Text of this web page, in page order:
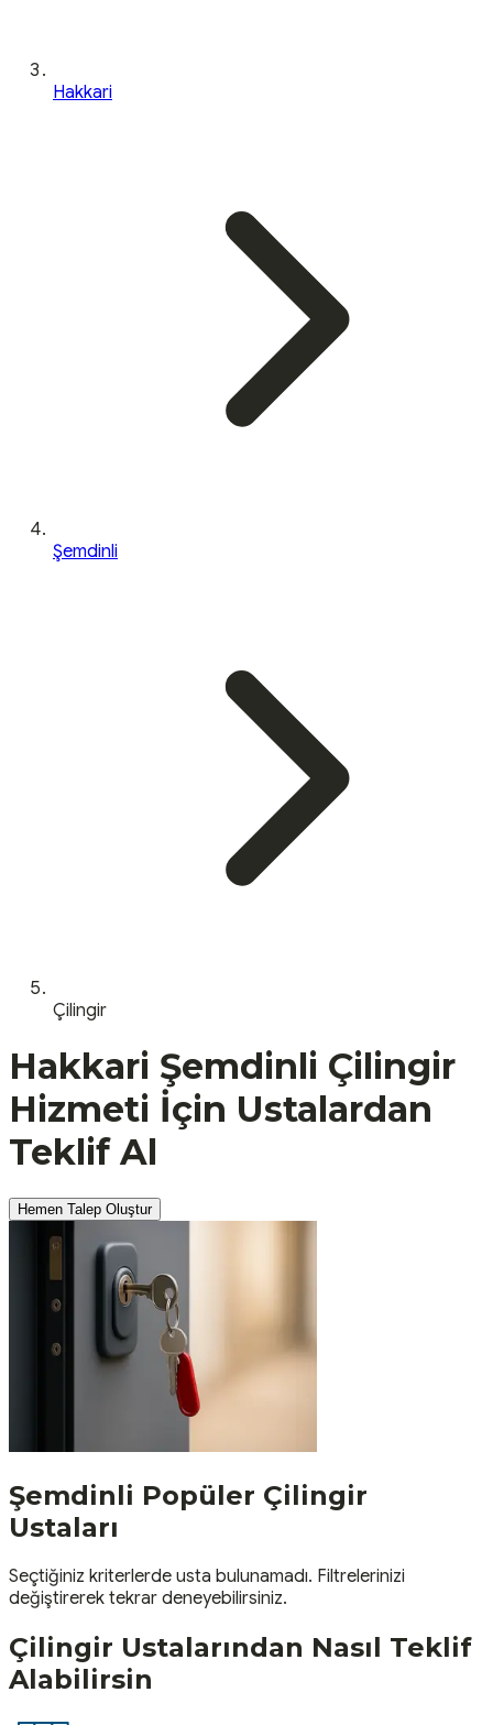
Hakkari
Şemdinli
Çilingir
Hakkari Şemdinli Çilingir
Hizmeti İçin Ustalardan
Teklif Al
Hemen Talep Oluştur
Şemdinli Popüler Çilingir
Ustaları
Seçtiğiniz kriterlerde usta bulunamadı. Filtrelerinizi
değiştirerek tekrar deneyebilirsiniz.
Çilingir Ustalarından Nasıl Teklif
Alabilirsin